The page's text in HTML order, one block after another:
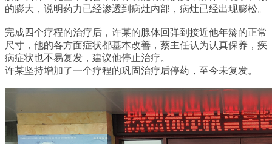
的膨大，说明药力已经渗透到病灶内部，病灶已经出现膨松。
完成四个疗程的治疗后，许某的腺体回弹到接近他年龄的正常
尺寸，他的各方面症状都基本改善，蔡主任认为认真保养，疾
病症状也不易复发，建议他停止治疗。
许某坚持增加了一个疗程的巩固治疗后停药，至今未复发。